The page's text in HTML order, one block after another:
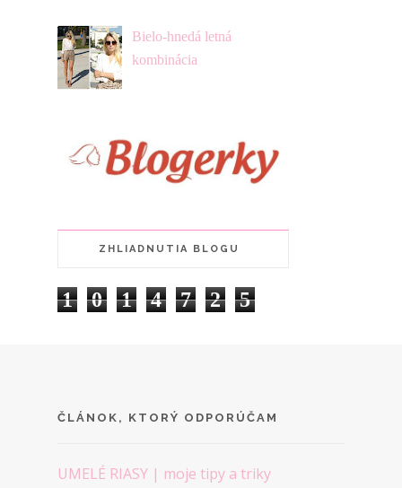
Bielo-hnedá letná
kombinácia
ZHLIADNUTIA BLOGU
1 0 1 4 7 2 5
ČLÁNOK, KTORÝ ODPORÚČAM
UMELÉ RIASY | moje tipy a triky